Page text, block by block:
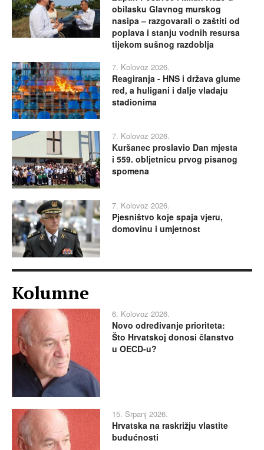
obilasku Glavnog murskog
nasipa – razgovarali o zaštiti od
poplava i stanju vodnih resursa
tijekom sušnog razdoblja
7. Kolovoz 2026.
Reagiranja - HNS i država glume
red, a huligani i dalje vladaju
stadionima
7. Kolovoz 2026.
Kuršanec proslavio Dan mjesta
i 559. obljetnicu prvog pisanog
spomena
7. Kolovoz 2026.
Pjesništvo koje spaja vjeru,
domovinu i umjetnost
Kolumne
6. Kolovoz 2026.
Novo određivanje prioriteta:
Što Hrvatskoj donosi članstvo
u OECD-u?
15. Srpanj 2026.
Hrvatska na raskrižju vlastite
budućnosti